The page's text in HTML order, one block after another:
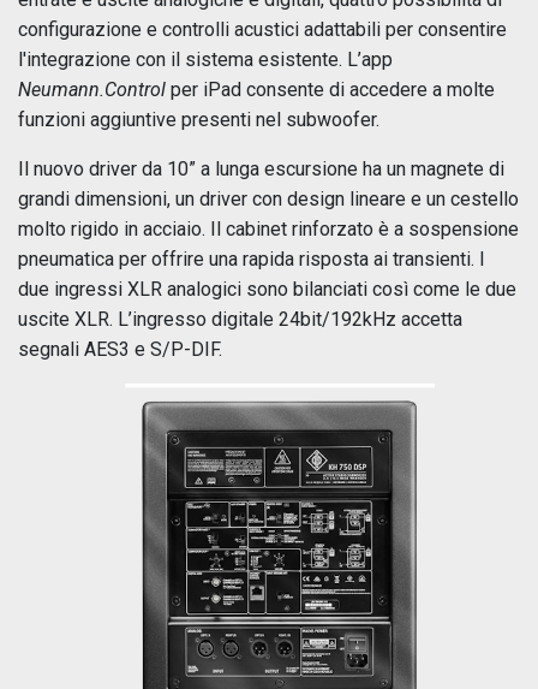
configurazione e controlli acustici adattabili per consentire
l'integrazione con il sistema esistente. L’app
Neumann.Control per iPad consente di accedere a molte
funzioni aggiuntive presenti nel subwoofer.
Il nuovo driver da 10” a lunga escursione ha un magnete di
grandi dimensioni, un driver con design lineare e un cestello
molto rigido in acciaio. Il cabinet rinforzato è a sospensione
pneumatica per offrire una rapida risposta ai transienti. I
due ingressi XLR analogici sono bilanciati così come le due
uscite XLR. L’ingresso digitale 24bit/192kHz accetta
segnali AES3 e S/P-DIF.